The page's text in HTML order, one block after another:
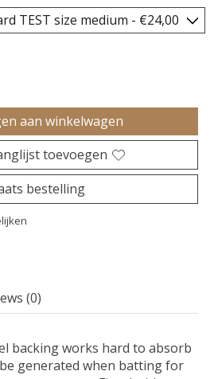
aan winkelwagen
toevoegen
bestelling
(0)
backing works hard to absorb
generated when batting for